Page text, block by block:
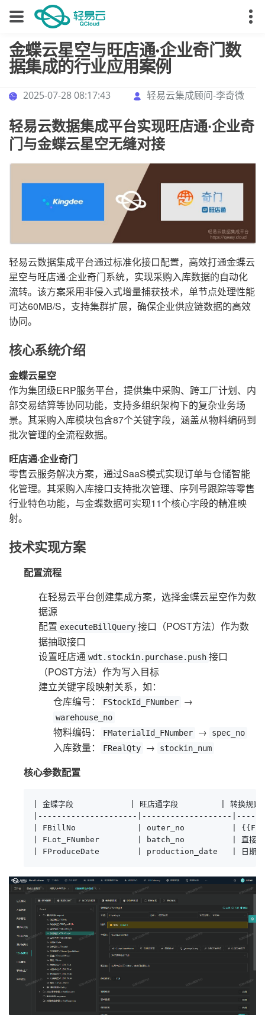
金蝶云星空与旺店通·企业奇门数
据集成的行业应用案例
2025-07-28 08:17:43 轻易云集成顾问-李奇微
轻易云数据集成平台实现旺店通·企业奇
门与金蝶云星空无缝对接
轻易云数据集成平台通过标准化接口配置，高效打通金蝶云
星空与旺店通·企业奇门系统，实现采购入库数据的自动化
流转。该方案采用非侵入式增量捕获技术，单节点处理性能
可达60MB/S，支持集群扩展，确保企业供应链数据的高效
协同。
核心系统介绍
金蝶云星空
作为集团级ERP服务平台，提供集中采购、跨工厂计划、内
部交易结算等协同功能，支持多组织架构下的复杂业务场
景。其采购入库模块包含87个关键字段，涵盖从物料编码到
批次管理的全流程数据。
旺店通·企业奇门
零售云服务解决方案，通过SaaS模式实现订单与仓储智能
化管理。其采购入库接口支持批次管理、序列号跟踪等零售
行业特色功能，与金蝶数据可实现11个核心字段的精准映
射。
技术实现方案
配置流程
在轻易云平台创建集成方案，选择金蝶云星空作为数
据源
配置 executeBillQuery 接口（POST方法）作为数
据抽取接口
设置旺店通 wdt.stockin.purchase.push 接口
（POST方法）作为写入目标
建立关键字段映射关系，如：
仓库编号：
FStockId_FNumber →
warehouse_no
物料编码： FMaterialId_FNumber → spec_no
入库数量： FRealQty → stockin_num
核心参数配置
| 金蝶字段            | 旺店通字段         | 转
|---------------------|-------------------
| FBillNo             | outer_no          |
| FLot_FNumber        | batch_no          | 直
| FProduceDate        | production_date   | 日